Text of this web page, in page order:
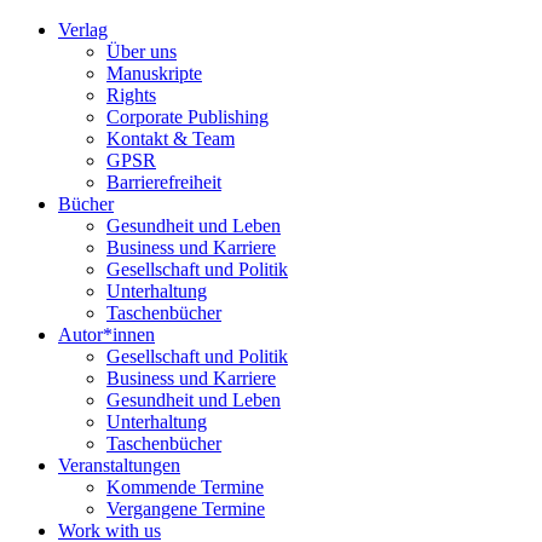
Verlag
Über uns
Manuskripte
Rights
Corporate Publishing
Kontakt & Team
GPSR
Barrierefreiheit
Bücher
Gesundheit und Leben
Business und Karriere
Gesellschaft und Politik
Unterhaltung
Taschenbücher
Autor*innen
Gesellschaft und Politik
Business und Karriere
Gesundheit und Leben
Unterhaltung
Taschenbücher
Veranstaltungen
Kommende Termine
Vergangene Termine
Work with us